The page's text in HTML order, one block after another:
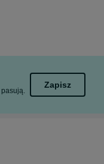
pasują.
Zapisz